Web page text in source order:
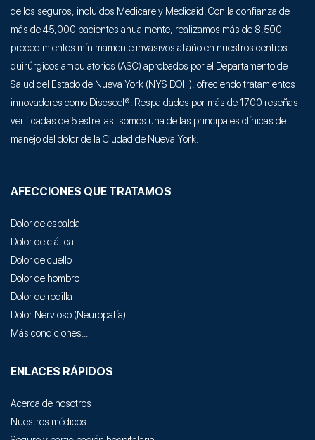
de los seguros, incluidos Medicare y Medicaid. Con la confianza de
más de 45,000 pacientes anualmente, realizamos más de 8,500
procedimientos mínimamente invasivos al año en nuestros centros
quirúrgicos ambulatorios (ASC) aprobados por el Departamento de
Salud del Estado de Nueva York (NYS DOH), ofreciendo tratamientos
innovadores como Discseel®. Respaldados por más de 1700 reseñas
verificadas de 5 estrellas, somos una de las principales clínicas de
manejo del dolor de la Ciudad de Nueva York.
AFECCIONES QUE TRATAMOS
Dolor de espalda
Dolor de ciática
Dolor de cuello
Dolor de hombro
Dolor de rodilla
Dolor Nervioso (Neuropatía)
Más condiciones...
ENLACES RÁPIDOS
Acerca de nosotros
Nuestros médicos